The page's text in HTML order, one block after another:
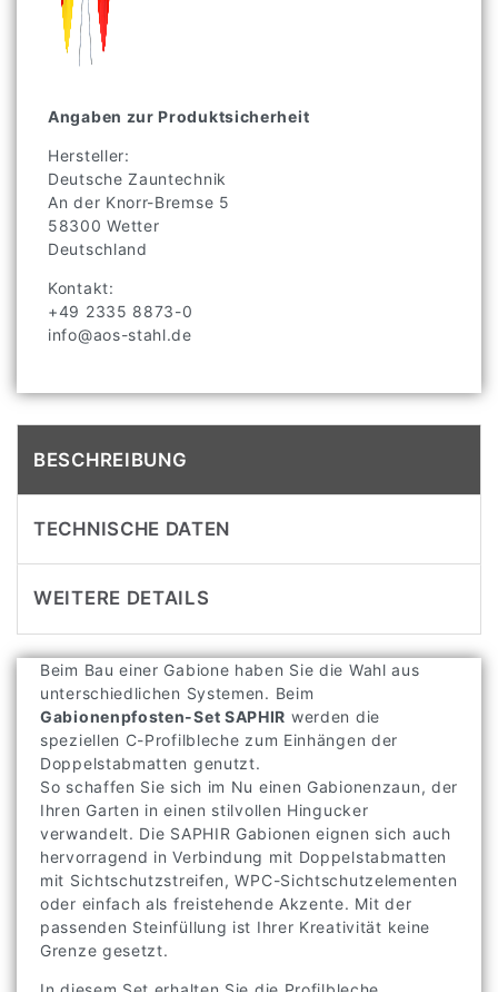
Angaben zur Produktsicherheit
Hersteller:
Deutsche Zauntechnik
An der Knorr-Bremse 5
58300 Wetter
Deutschland
Kontakt:
+49 2335 8873-0
info@aos-stahl.de
BESCHREIBUNG
TECHNISCHE DATEN
WEITERE DETAILS
Beim Bau einer Gabione haben Sie die Wahl aus
unterschiedlichen Systemen. Beim
Gabionenpfosten-Set SAPHIR werden die
speziellen C-Profilbleche zum Einhängen der
Doppelstabmatten genutzt.
So schaffen Sie sich im Nu einen Gabionenzaun, der
Ihren Garten in einen stilvollen Hingucker
verwandelt. Die SAPHIR Gabionen eignen sich auch
hervorragend in Verbindung mit Doppelstabmatten
mit Sichtschutzstreifen, WPC-Sichtschutzelementen
oder einfach als freistehende Akzente. Mit der
passenden Steinfüllung ist Ihrer Kreativität keine
Grenze gesetzt.